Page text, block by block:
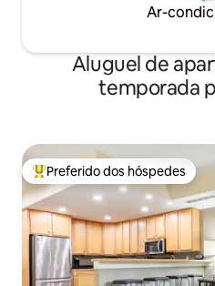
Ar-
Aluguel de
temporada
Entre os melhores preferidos
Preferido dos hóspedes